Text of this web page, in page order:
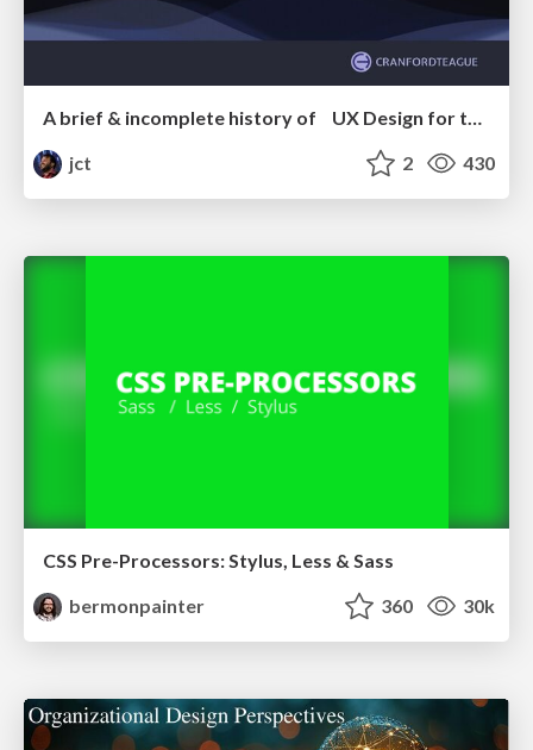
A brief & incomplete history of UX Design for the World Wide Web: 1989–2019
jct
2 430
CSS Pre-Processors: Stylus, Less & Sass
bermonpainter
360 30k